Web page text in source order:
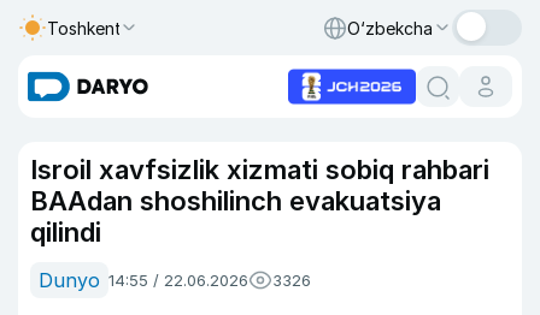
Toshkent O‘zbekcha
Isroil xavfsizlik xizmati sobiq rahbari
BAAdan shoshilinch evakuatsiya
qilindi
Dunyo 14:55 / 22.06.2026 3326